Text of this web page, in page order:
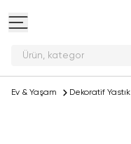
Ürün,
Ev & Yaşam Dekoratif Yastık